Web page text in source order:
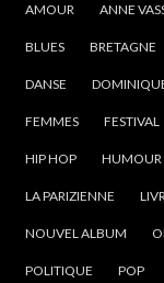
AMOUR ANNE
BLUES BRETAGNE
DANSE
FEMMES FESTIVAL
HIP HOP HUMOUR
LA PARIZIENNE
NOUVEL ALBUM
POLITIQUE POP